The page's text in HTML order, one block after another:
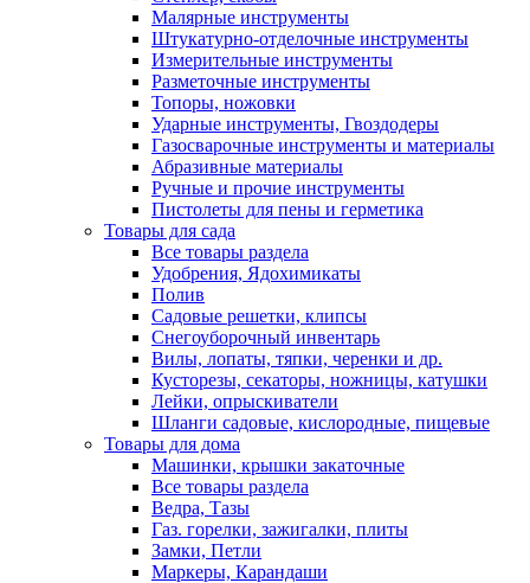
Малярные инструменты
Штукатурно-отделочные инструменты
Измерительные инструменты
Разметочные инструменты
Топоры, ножовки
Ударные инструменты, Гвоздодеры
Газосварочные инструменты и материалы
Абразивные материалы
Ручные и прочие инструменты
Пистолеты для пены и герметика
Товары для сада
Все товары раздела
Удобрения, Ядохимикаты
Полив
Садовые решетки, клипсы
Снегоуборочный инвентарь
Вилы, лопаты, тяпки, черенки и др.
Кусторезы, секаторы, ножницы, катушки
Лейки, опрыскиватели
Шланги садовые, кислородные, пищевые
Товары для дома
Машинки, крышки закаточные
Все товары раздела
Ведра, Тазы
Газ. горелки, зажигалки, плиты
Замки, Петли
Маркеры, Карандаши